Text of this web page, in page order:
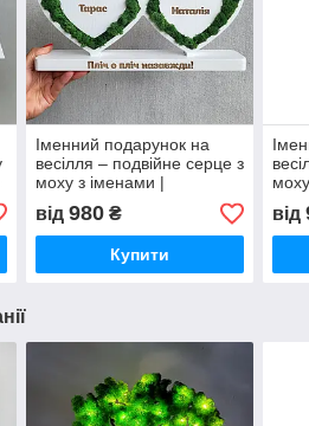
Іменний подарунок на
весілля – подвійне серце з
моху з іменами |
Подарунок молодятам,
подружжю на річницю
від 980₴
Купити
від